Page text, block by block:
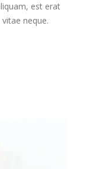
est erat
neque.